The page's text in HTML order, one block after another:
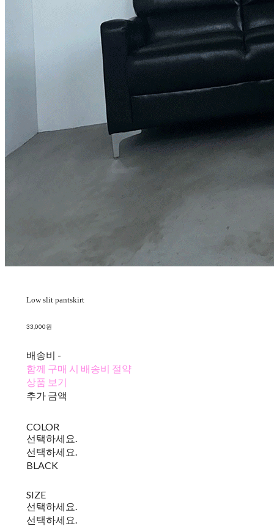
Low slit pantskirt
33,000원
배송비 -
함께 구매 시 배송비 절약
상품 보기
추가 금액
COLOR
선택하세요.
선택하세요.
BLACK
SIZE
선택하세요.
선택하세요.